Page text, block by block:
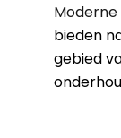
bieden
gebied